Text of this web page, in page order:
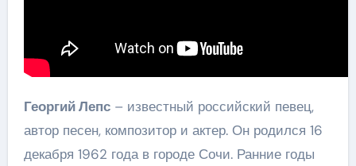
Георгий Лепс– известный российский певец,
автор песен, композитор и актер. Он родился 16
декабря 1962 года в городе Сочи. Ранние годы